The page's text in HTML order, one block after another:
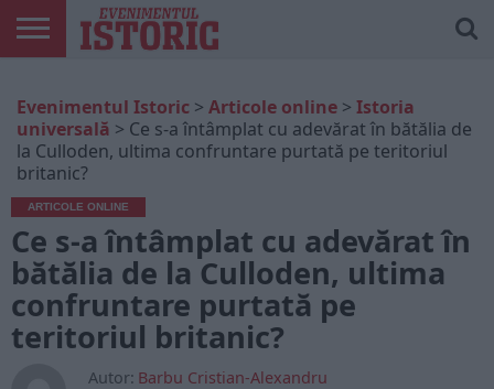
ONLINE
EDIȚII
TIPĂRITE
ISTORIC
PLAY
CONTUL
MEU
Evenimentul Istoric > Articole online > Istoria
universală > Ce s-a întâmplat cu adevărat în bătălia de
la Culloden, ultima confruntare purtată pe teritoriul
britanic?
ARTICOLE ONLINE
Ce s-a întâmplat cu adevărat în
bătălia de la Culloden, ultima
confruntare purtată pe
teritoriul britanic?
Autor: Barbu Cristian-Alexandru